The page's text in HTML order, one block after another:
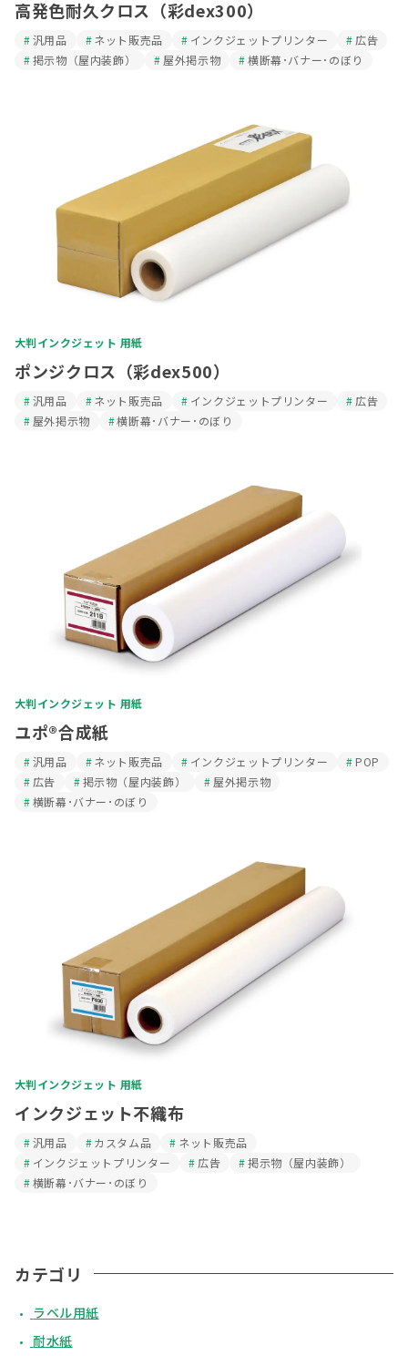
高発色耐久クロス（彩dex300）
汎用品 ネット販売品 インクジェットプリンター
広告
掲示物（屋内装飾）
屋外掲示物 横断幕･バナー･のぼり
大判インクジェット 用紙
ポンジクロス（彩dex500）
汎用品 ネット販売品 インクジェットプリンター
広告
屋外掲示物
横断幕･バナー･のぼり
大判インクジェット 用紙
ユポ®合成紙
汎用品 ネット販売品 インクジェットプリンター
POP
広告
掲示物（屋内装飾）
屋外掲示物
横断幕･バナー･のぼり
大判インクジェット 用紙
インクジェット不織布
汎用品 カスタム品
ネット販売品
インクジェットプリンター
広告
掲示物（屋内装飾）
横断幕･バナー･のぼり
カテゴリ
ラベル用紙
耐水紙